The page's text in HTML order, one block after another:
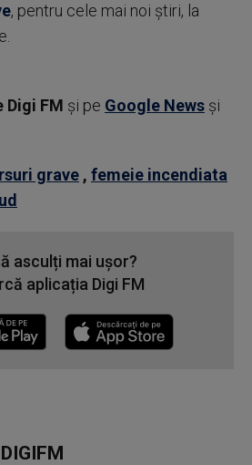
, pentru cele mai noi știri, la
Digi FM şi pe Google News şi
grave , femeie incendiata
asculți mai ușor?
aplicația Digi FM